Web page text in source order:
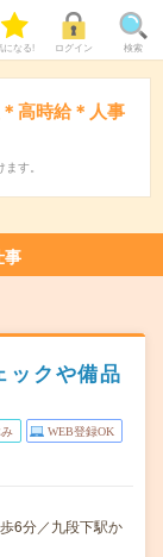
になる! ログイン 検索
高時給＊人事
す。
事
ックや備品
WEB登録OK
6分／九段下駅か